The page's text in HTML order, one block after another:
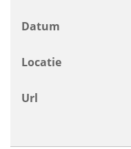
Datum
Locatie
Url